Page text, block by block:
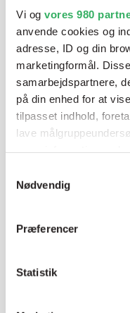
Vi og vores 980
anvende cookies og
adresse, ID og din
marketingformål.
samarbejdspartnere,
på din enhed for at
tilpasset indhold,
lave
tilbage eller ændre
"Cookiedeklaration",
Nødvendig
Præferencer
Statistik
blandeanlægsløsning,
Mandag - Torsdag
Fredag
T:+45 69 89 81 05